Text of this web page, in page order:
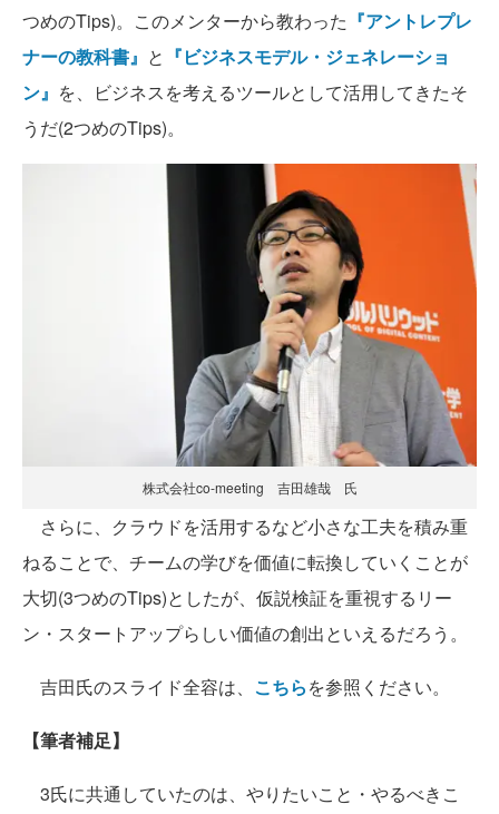
つめのTips)。このメンターから教わった 『アントレプレ
ナーの教科書』 と 『ビジネスモデル・ジェネレーショ
ン』 を、ビジネスを考えるツールとして活用してきたそ
うだ(2つめのTips)。
株式会社co-meeting 吉田雄哉 氏
さらに、クラウドを活用するなど小さな工夫を積み重
ねることで、チームの学びを価値に転換していくことが
大切(3つめのTips)としたが、仮説検証を重視するリー
ン・スタートアップらしい価値の創出といえるだろう。
吉田氏のスライド全容は、 こちらを参照ください。
【筆者補足】
3氏に共通していたのは、やりたいこと・やるべきこ